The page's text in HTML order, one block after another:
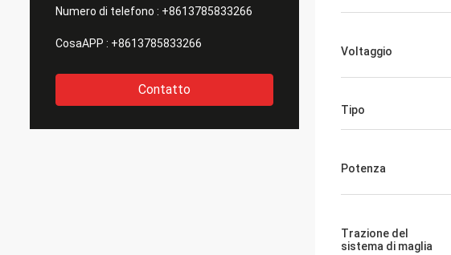
Numero di telefono : +8613785833266
CosaAPP : +8613785833266
Contatto
Voltaggio
Tipo
Potenza
Trazione del
sistema di maglia